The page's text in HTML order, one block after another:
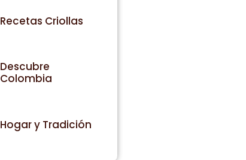
Recetas Criollas
Descubre
Colombia
Hogar y Tradición